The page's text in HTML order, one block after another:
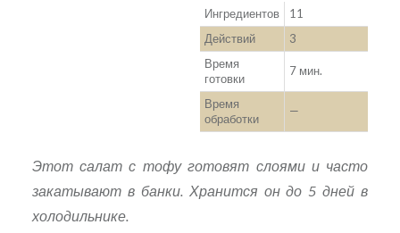
Ингредиентов
11
Действий
3
Время
готовки
7 мин.
Время
обработки
—
Этот салат с тофу готовят слоями и часто
закатывают в банки. Хранится он до 5 дней в
холодильнике.